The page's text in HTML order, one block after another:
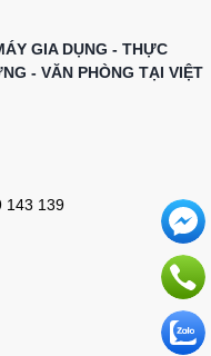
GIA DỤNG - THỰC
- VĂN PHÒNG TẠI VIỆT
143 139